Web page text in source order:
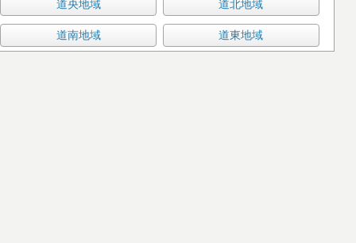
道央地域 道北地域
道南地域 道東地域